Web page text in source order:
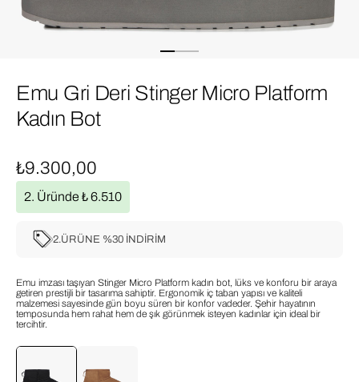
Emu Gri Deri Stinger Micro Platform
Kadın Bot
₺9.300,00
2.ÜRÜNE %30 İNDİRİM
2. Üründe ₺ 6.510
Emu imzası taşıyan Stinger Micro Platform kadın bot, lüks ve konforu bir araya
getiren prestijli bir tasarıma sahiptir. Ergonomik iç taban yapısı ve kaliteli
malzemesi sayesinde gün boyu süren bir konfor vadeder. Şehir hayatının
temposunda hem rahat hem de şık görünmek isteyen kadınlar için ideal bir
tercihtir.